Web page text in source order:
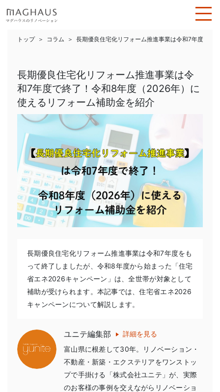
トップ コラム 長期優良住宅化リフォーム推進事業は令和7年度で
長期優良住宅化リフォーム推進事業は令
和7年度で終了！令和8年度（2026年）に
使えるリフォーム補助金を紹介
長期優良住宅化リフォーム推進事業は令和7年度をも
って終了しましたが、令和8年度から始まった「住宅
省エネ2026キャンペーン」は、全世帯が対象として
補助が受けられます。本記事では、住宅省エネ2026
キャンペーンについて解説します。
ユニテ編集部
詳細を見る
富山県に根差して30年。リノベーション・
不動産・新築・エクステリアをワンストッ
プで手掛ける「株式会社ユニテ」が、実際
のお客様の事例を交えながらリノベーショ